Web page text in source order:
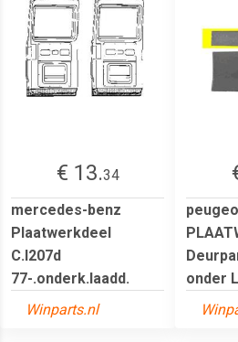
€ 13.34
mercedes-benz
Plaatwerkdeel
C.l207d
77-.onderk.laadd.
Winparts.nl
onder L